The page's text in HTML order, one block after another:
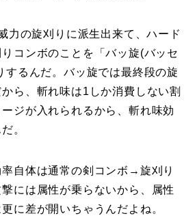
力の旋刈りに派生出来て、ハード
コンボのことを「バッ旋(バッセ
するんだ。バッ旋では最終段の旋
ら、斬れ味は1しか消費しない割
ジが入れられるから、斬れ味効
。
自体は通常の剣コンボ→旋刈り
には属性が乗らないから、属性
に差が開いちゃうんだよね。